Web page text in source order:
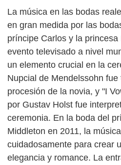
La música en las bodas
en gran medida por las
príncipe Carlos y la
evento televisado a nivel
un elemento crucial en la
Nupcial de Mendelssohn
procesión de la novia, y "I
por Gustav Holst fue
ceremonia. En la boda del
Middleton en 2011, la
cuidadosamente para crear
elegancia y romance. La